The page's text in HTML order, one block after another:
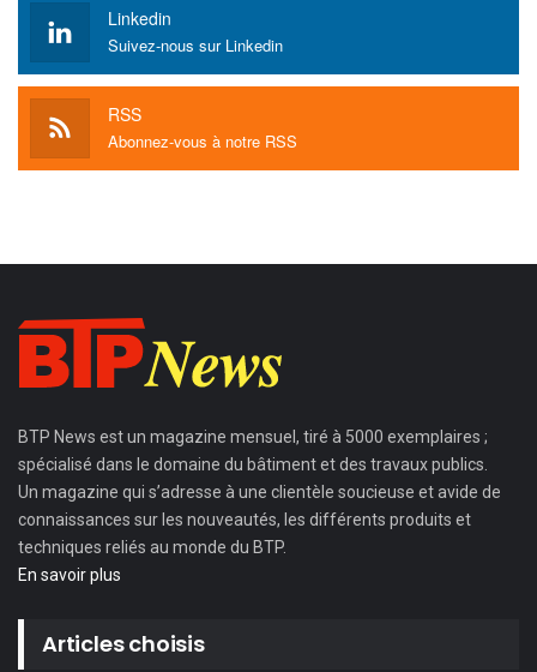
Linkedin
Suivez-nous sur Linkedin
RSS
Abonnez-vous à notre RSS
BTP News est un magazine mensuel, tiré à 5000 exemplaires ;
spécialisé dans le domaine du bâtiment et des travaux publics.
Un magazine qui s’adresse à une clientèle soucieuse et avide de
connaissances sur les nouveautés, les différents produits et
techniques reliés au monde du BTP.
En savoir plus
Articles choisis